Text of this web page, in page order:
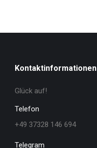
Kontaktinformationen
Glück auf!
Telefon
+49 37328 146 694
Telegram